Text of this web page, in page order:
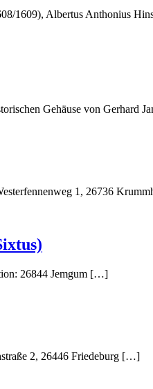
1609), Albertus Anthonius
Gehäuse von Gerhard
1, 26736
26844 Jemgum […]
2, 26446 Friedeburg […]